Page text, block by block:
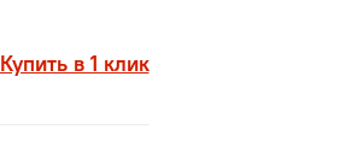
Купить в 1 клик